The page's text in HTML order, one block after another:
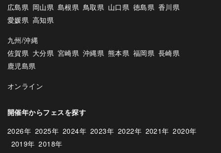
広島県 岡山県 島根県 鳥取県 山口県 徳島県 香川県
愛媛県 高知県
九州/沖縄
佐賀県 大分県 宮崎県 沖縄県 熊本県 福岡県 長崎県
鹿児島県
オンライン
開催年からフェスを探す
2026年 2025年 2024年 2023年 2022年 2021年 2020年
2019年 2018年